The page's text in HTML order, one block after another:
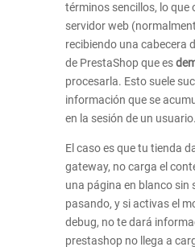
términos sencillos, lo que
servidor web
recibiendo una cabecera
de PrestaShop que es
procesarla. Esto suele
información que se
en la sesión de un usuario.
El caso es que tu tienda
gateway, no carga el
una página en blanco sin
pasando, y si activas el
debug, no te dará
prestashop no llega a